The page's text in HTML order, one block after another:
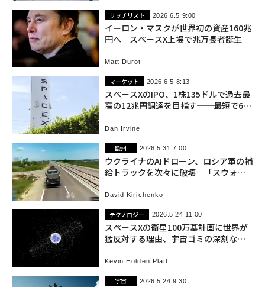
リッチリスト 2026.6.5 9:00
イーロン・マスクが世界初の資産160兆
円へ スペースX上場で兆万長者誕生
Matt Durot
マーケット 2026.6.5 8:13
スペースXのIPO、1株135ドルで過去最
高の12兆円調達を目指す──最短で6月
Dan Irvine
欧州 2026.5.31 7:00
ウクライナのAIドローン、ロシア軍の補
給トラックを次々に破壊 「スウォー
David Kirichenko
テクノロジー 2026.5.24 11:00
スペースXの衛星100万基計画に世界が
猛反対する理由、宇宙ゴミの深刻な脅
Kevin Holden Platt
宇宙 2026.5.24 9:30